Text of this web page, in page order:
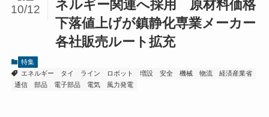
ネルギー関連へ採用 原材料価格
下落値上げが鎮静化専業メーカー
各社販売ルート拡充
10/12
特集
エネルギー
タイ ライン ロボット 増設 安全 機械 物流
経済産業省
通信
部品 電子部品 電気 風力発電